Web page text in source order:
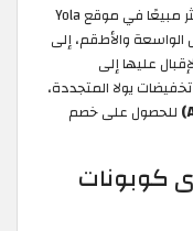
تتصدّر فساتين يولا وتحديدًا ميدي، قائمة الأكثر مبيعًا في موقع Yola
الواسعة والأطقم، إلى
عليها إلى
يولا المتجددة،
للحصول على خصم
2026 | أقوى كوبونات